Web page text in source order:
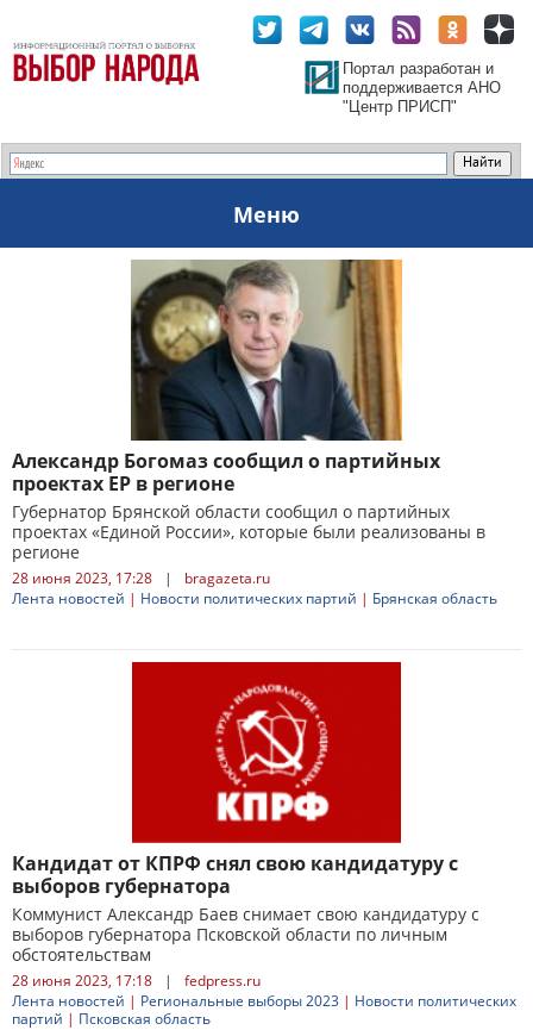
Портал разработан и
поддерживается АНО
"Центр ПРИСП"
Меню
Александр Богомаз сообщил о партийных
проектах ЕР в регионе
Губернатор Брянской области сообщил о партийных
проектах «Единой России», которые были реализованы в
регионе
28 июня 2023, 17:28 |
bragazeta.ru
Лента новостей | Новости политических партий | Брянская область
Кандидат от КПРФ снял свою кандидатуру с
выборов губернатора
Коммунист Александр Баев снимает свою кандидатуру с
выборов губернатора Псковской области по личным
обстоятельствам
28 июня 2023, 17:18 |
fedpress.ru
Лента новостей | Региональные выборы 2023 | Новости политических
партий | Псковская область